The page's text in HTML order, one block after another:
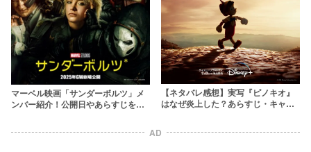
マーベル映画「サンダーボルツ」メ
ンバー紹介！公開日やあらすじを予
【ネタバレ感想】実写『ピノキオ』
はなぜ炎上した？あらすじ・キャス
AD